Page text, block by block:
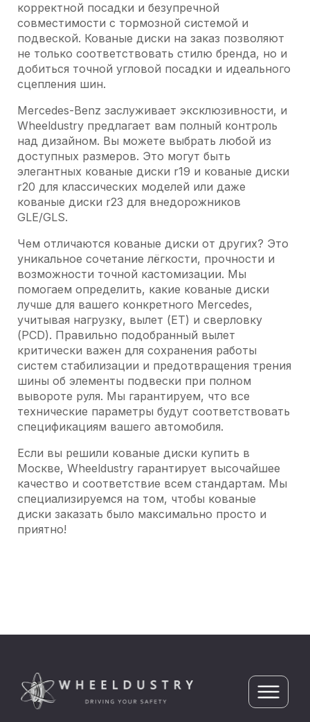
корректной посадки и безупречной
совместимости с тормозной системой и
подвеской. Кованые диски на заказ позволяют
не только соответствовать стилю бренда, но и
добиться точной угловой посадки и идеального
сцепления шин.
Mercedes-Benz заслуживает эксклюзивности, и
Wheeldustry предлагает вам полный контроль
над дизайном. Вы можете выбрать любой из
доступных размеров. Это могут быть
элегантных кованые диски r19 и кованые диски
r20 для классических моделей или даже
кованые диски r23 для внедорожников
GLE/GLS.
Чем отличаются кованые диски от других? Это
уникальное сочетание лёгкости, прочности и
возможности точной кастомизации. Мы
помогаем определить, какие кованые диски
лучше для вашего конкретного Mercedes,
учитывая нагрузку, вылет (ET) и сверловку
(PCD). Правильно подобранный вылет
критически важен для сохранения работы
систем стабилизации и предотвращения трения
шины об элементы подвески при полном
вывороте руля. Мы гарантируем, что все
технические параметры будут соответствовать
спецификациям вашего автомобиля.
Если вы решили кованые диски купить в
Москве, Wheeldustry гарантирует высочайшее
качество и соответствие всем стандартам. Мы
специализируемся на том, чтобы кованые
диски заказать было максимально просто и
приятно!